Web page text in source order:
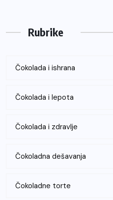
Rubrike
Čokolada i ishrana
Čokolada i lepota
Čokolada i zdravlje
Čokoladna dešavanja
Čokoladne torte